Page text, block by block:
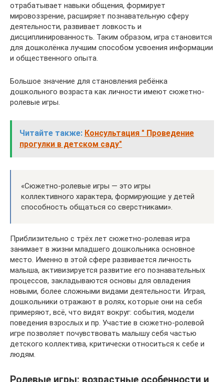
отрабатывает навыки общения, формирует
мировоззрение, расширяет познавательную сферу
деятельности, развивает ловкость и
дисциплинированность. Таким образом, игра становится
для дошколёнка лучшим способом усвоения информации
и общественного опыта.
Большое значение для становления ребёнка
дошкольного возраста как личности имеют сюжетно-
ролевые игры.
Читайте также: Консультация " Проведение
прогулки в детском саду"
«Сюжетно-ролевые игры — это игры
коллективного характера, формирующие у детей
способность общаться со сверстниками».
Приблизительно с трёх лет сюжетно-ролевая игра
занимает в жизни младшего дошкольника основное
место. Именно в этой сфере развивается личность
малыша, активизируется развитие его познавательных
процессов, закладываются основы для овладения
новыми, более сложными видами деятельности. Играя,
дошкольники отражают в ролях, которые они на себя
примеряют, всё, что видят вокруг: события, модели
поведения взрослых и пр. Участие в сюжетно-ролевой
игре позволяет почувствовать малышу себя частью
детского коллектива, критически относиться к себе и
людям.
Ролевые игры: возрастные особенности и